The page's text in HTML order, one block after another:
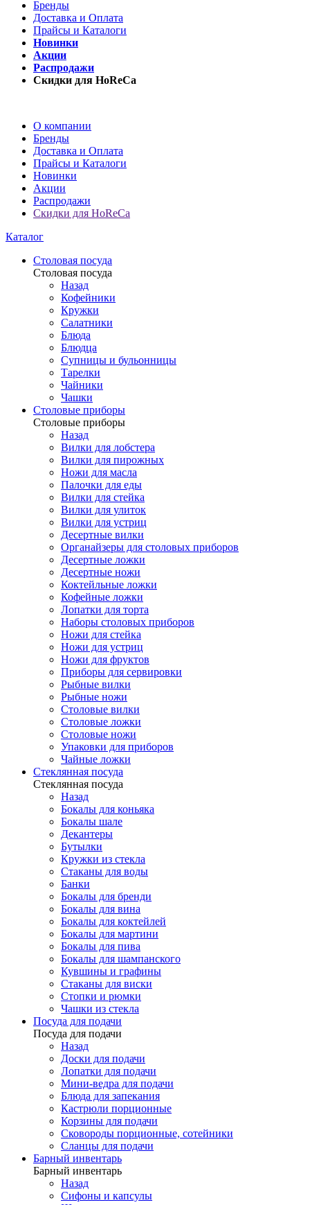
Бренды
Доставка и Оплата
Прайсы и Каталоги
Новинки
Акции
Распродажи
Скидки для HoReCa
О компании
Бренды
Доставка и Оплата
Прайсы и Каталоги
Новинки
Акции
Распродажи
Скидки для HoReCa
Каталог
Столовая посуда
Столовая посуда
Назад
Кофейники
Кружки
Салатники
Блюда
Блюдца
Супницы и бульонницы
Тарелки
Чайники
Чашки
Cтоловые приборы
Cтоловые приборы
Назад
Вилки для лобстера
Вилки для пирожных
Ножи для масла
Палочки для еды
Вилки для стейка
Вилки для улиток
Вилки для устриц
Десертные вилки
Органайзеры для столовых приборов
Десертные ложки
Десертные ножи
Коктейльные ложки
Кофейные ложки
Лопатки для торта
Наборы столовых приборов
Ножи для стейка
Ножи для устриц
Ножи для фруктов
Приборы для сервировки
Рыбные вилки
Рыбные ножи
Столовые вилки
Столовые ложки
Столовые ножи
Упаковки для приборов
Чайные ложки
Стеклянная посуда
Стеклянная посуда
Назад
Бокалы для коньяка
Бокалы шале
Декантеры
Бутылки
Кружки из стекла
Стаканы для воды
Банки
Бокалы для бренди
Бокалы для вина
Бокалы для коктейлей
Бокалы для мартини
Бокалы для пива
Бокалы для шампанского
Кувшины и графины
Стаканы для виски
Стопки и рюмки
Чашки из стекла
Посуда для подачи
Посуда для подачи
Назад
Доски для подачи
Лопатки для подачи
Мини-ведра для подачи
Блюда для запекания
Кастрюли порционные
Корзины для подачи
Сковороды порционные, сотейники
Сланцы для подачи
Барный инвентарь
Барный инвентарь
Назад
Сифоны и капсулы